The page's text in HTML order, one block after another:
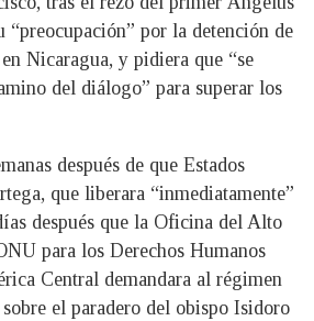
“preocupación” por la detención de
Nicaragua, y pidiera que “se
del diálogo” para superar los
después de que Estados
que liberara “inmediatamente”
después que la Oficina del Alto
para los Derechos Humanos
Central demandara al régimen
el paradero del obispo Isidoro